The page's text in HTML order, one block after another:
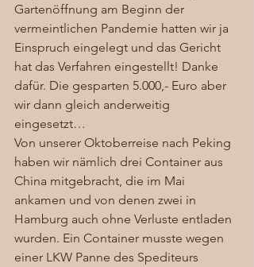
Gartenöffnung am Beginn der
vermeintlichen Pandemie hatten wir ja
Einspruch eingelegt und das Gericht
hat das Verfahren eingestellt! Danke
dafür. Die gesparten 5.000,- Euro aber
wir dann gleich anderweitig
eingesetzt…
Von unserer Oktoberreise nach Peking
haben wir nämlich drei Container aus
China mitgebracht, die im Mai
ankamen und von denen zwei in
Hamburg auch ohne Verluste entladen
wurden. Ein Container musste wegen
einer LKW Panne des Spediteurs